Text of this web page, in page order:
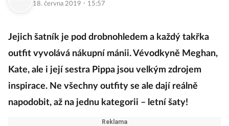
18. června 2019 · 15:57
Jejich šatník je pod drobnohledem a každý takřka
outfit vyvolává nákupní mánii. Vévodkyně Meghan,
Kate, ale i její sestra Pippa jsou velkým zdrojem
inspirace. Ne všechny outfity se ale dají reálně
napodobit, až na jednu kategorii – letní šaty!